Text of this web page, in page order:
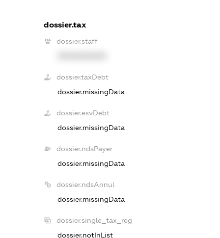
dossier.tax
dossier.staff
dossier.taxDebt
dossier.missingData
dossier.esvDebt
dossier.missingData
dossier.ndsPayer
dossier.missingData
dossier.ndsAnnul
dossier.missingData
dossier.single_tax_reg
dossier.notInList